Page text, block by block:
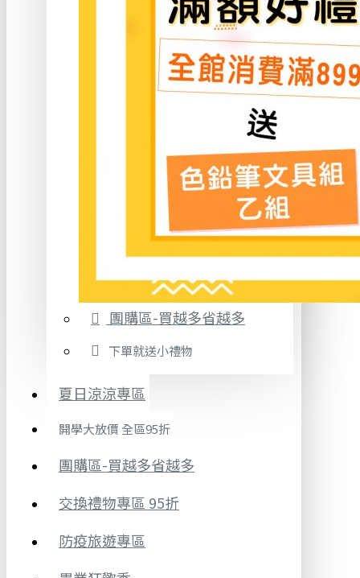
團購區-買越多省越多
下單就送小禮物
夏日涼涼專區
開學大放價 全區95折
團購區-買越多省越多
交換禮物專區 95折
防疫旅遊專區